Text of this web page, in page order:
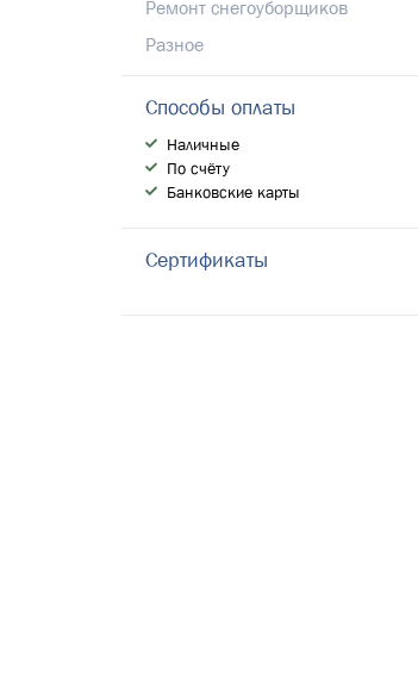
Ремонт снегоуборщиков
Разное
Способы оплаты
Наличные
По счёту
Банковские карты
Сертификаты